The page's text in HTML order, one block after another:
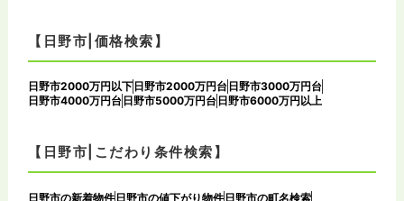
【日野市|価格検索】
日野市2000万円以下 日野市2000万円台 日野市3000万円台
日野市4000万円台 日野市5000万円台 日野市6000万円以上
【日野市|こだわり条件検索】
日野市の新着物件日野市の値下がり物件日野市の町名検索